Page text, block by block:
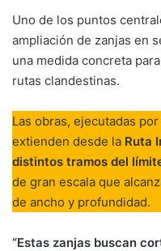
Uno de los puntos
ampliación de zanjas en
una medida concreta
rutas clandestinas.
Las obras, ejecutadas por
extienden desde la Ruta
distintos tramos del
de gran escala que
de ancho y profundidad.
“Estas zanjas buscan